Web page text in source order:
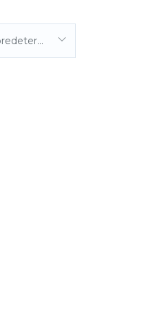
Orden predeterminada